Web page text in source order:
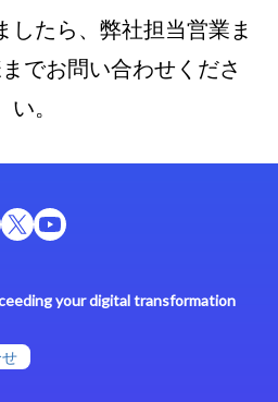
したら、弊社担当営業ま
でお問い合わせくださ
い。
your digital transformation